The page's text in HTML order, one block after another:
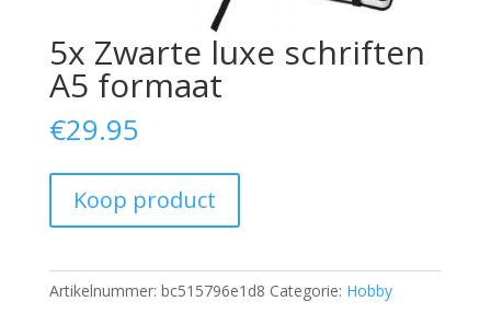
5x Zwarte luxe schriften
A5 formaat
€29.95
Koop product
Artikelnummer: bc515796e1d8 Categorie: Hobby